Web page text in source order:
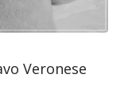
Veronese